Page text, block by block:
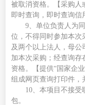
被取消资格。【 采购 人
即时查询，即时查询信
9、单位负责人为
位，不得同时参加本次
及两个以上法人，母公
加本次采购 ；经查询
资格。【提供“国家企
组成网页查询打印件，
10、本项目不接受
包。